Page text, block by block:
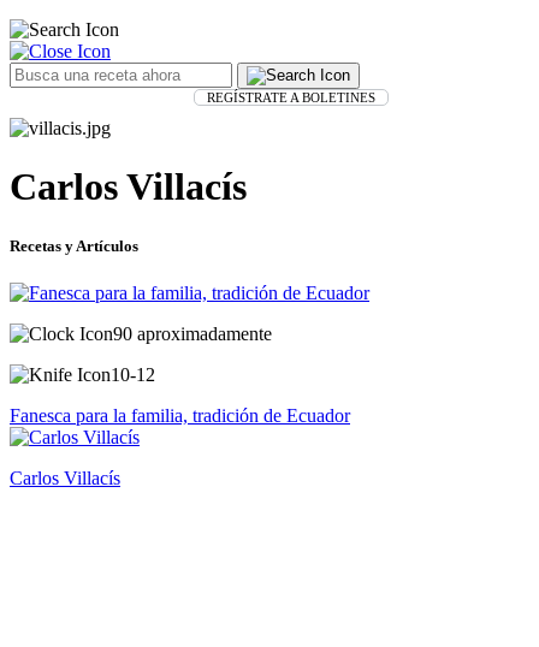
REGÍSTRATE A BOLETINES
Carlos Villacís
Recetas y Artículos
90 aproximadamente
10-12
Fanesca para la familia, tradición de Ecuador
Carlos Villacís